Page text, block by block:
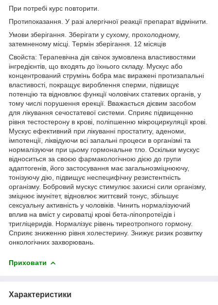
При потребі курс повторити.
Протипоказання. У разі алергічної реакції препарат відмінити.
Умови зберігання. Зберігати у сухому, прохолодному,
затемненому місці. Термін зберігання.
12 місяців
Свойста: Терапевічна дія свічок зумовлена ​​властивостями
інгредієнтів, що входять до їхнього складу. Мускус або
концентрований струмінь бобра має виражені протизапальні
властивості, покращує вироблення сперми, підвищує
потенцію та відновлює функції чоловічих статевих органів, у
тому числі порушення ерекції. Вважається дієвим засобом
для лікування сечостатевої системи. Сприяє підвищенню
рівня тестостерону в крові, поліпшенню мікроциркуляції крові.
Мускус ефективний при лікуванні простатиту, аденоми,
імпотенції, ліквідуючи всі запальні процеси в організмі та
нормалізуючи при цьому гормональне тло. Оскільки мускус
відноситься за своєю фармакологічною дією до групи
адаптогенів, його застосування має загальнозміцнюючу,
тонізуючу дію, підвищує неспецифічну резистентність
організму. Бобровий мускус стимулює захисні сили організму,
зміцнює імунітет, відновлює життєвий тонус, збільшує
сексуальну активність у чоловіків. Чинить нормалізуючий
вплив на вміст у сироватці крові бета-ліпопротеїдів і
тригліцеридів. Нормалізує рівень тиреотропного гормону.
Сприяє зниженню рівня холестерину. Знижує ризик розвитку
онкологічних захворювань.
Приховати
Характеристики